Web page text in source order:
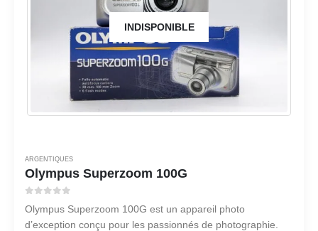
INDISPONIBLE
ARGENTIQUES
Olympus Superzoom 100G
Olympus Superzoom 100G est un appareil photo
d’exception conçu pour les passionnés de photographie.